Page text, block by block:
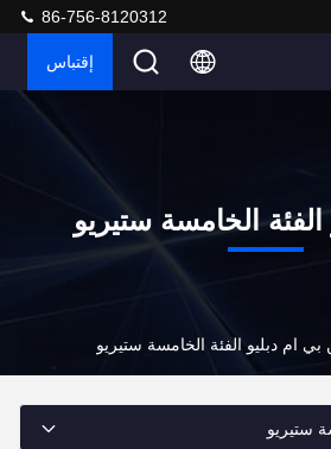
86-756-8120312
إقتباس
الفئة الخامسة ستيريو
بي ام دبليو الفئة الخامسة ستيريو
ستيريو